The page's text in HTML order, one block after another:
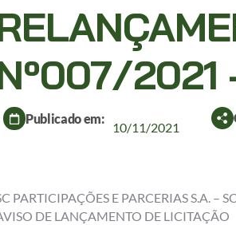
2021
Publicado em:
10/11/2021
PARTICIPAÇÕES E PARCERIAS S.A. –
DE LANÇAMENTO DE LICITAÇÃO